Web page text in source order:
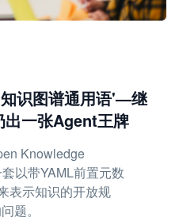
识图谱通用语'—继
一张Agent王牌
Knowledge
以带YAML前置元数
表示知识的开放规
题。